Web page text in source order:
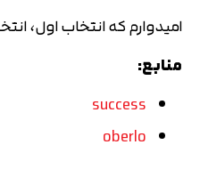
امیدوارم که انتخاب اول،
منابع:
success
oberlo